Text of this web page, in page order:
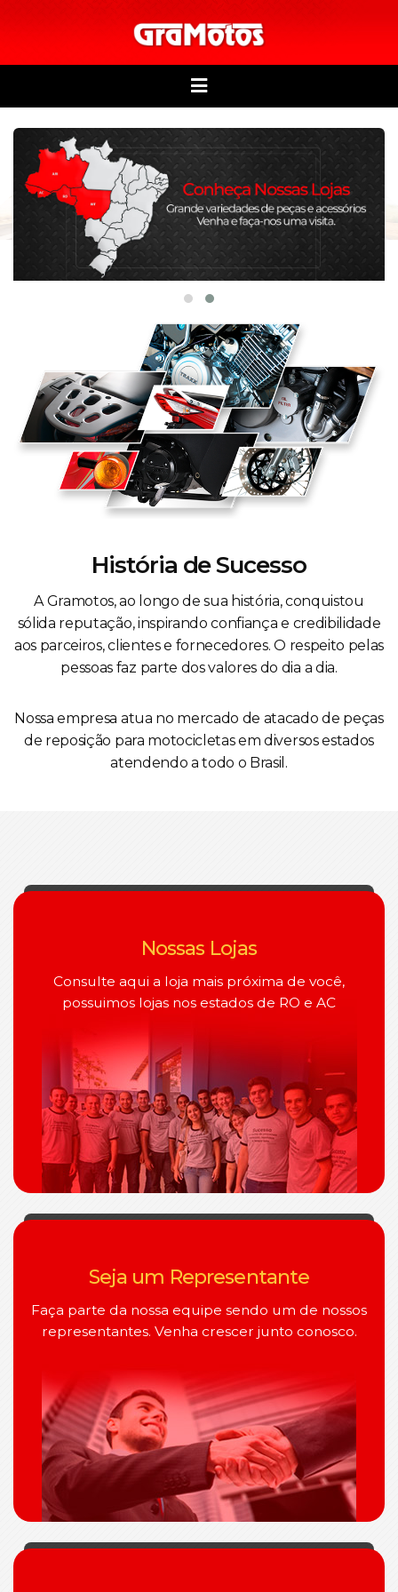
História de Sucesso
A Gramotos, ao longo de sua história, conquistou
sólida reputação, inspirando confiança e credibilidade
aos parceiros, clientes e fornecedores. O respeito pelas
pessoas faz parte dos valores do dia a dia.
Nossa empresa atua no mercado de atacado de peças
de reposição para motocicletas em diversos estados
atendendo a todo o Brasil.
Nossas Lojas
Consulte aqui a loja mais próxima de você,
possuimos lojas nos estados de RO e AC
Seja um Representante
Faça parte da nossa equipe sendo um de nossos
representantes. Venha crescer junto conosco.